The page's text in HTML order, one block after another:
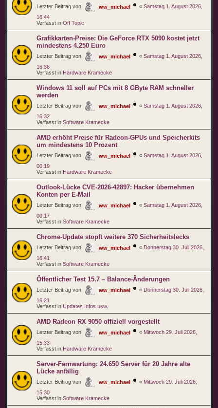
Letzter Beitrag von ww_michael « Samstag 1. August 2026,
16:44
Verfasst in Off Topic
Grafikkarten-Preise: Die GeForce RTX 5090 kostet jetzt
mindestens 4.250 Euro
Letzter Beitrag von ww_michael « Samstag 1. August 2026,
16:36
Verfasst in Hardware Kramecke
Windows 11 soll auf PCs mit 8 GByte RAM schneller
werden
Letzter Beitrag von ww_michael « Samstag 1. August 2026,
16:32
Verfasst in Software Kramecke
AMD erhöht Preise für Radeon-GPUs und Speicherkits
um mindestens 10 Prozent
Letzter Beitrag von ww_michael « Samstag 1. August 2026,
00:19
Verfasst in Hardware Kramecke
Outlook-Lücke CVE-2026-42897: Hacker übernehmen
Konten per E-Mail
Letzter Beitrag von ww_michael « Samstag 1. August 2026,
00:17
Verfasst in Software Kramecke
Chrome-Update stopft weitere 370 Sicherheitslecks
Letzter Beitrag von ww_michael « Donnerstag 30. Juli 2026,
16:41
Verfasst in Software Kramecke
Öffentlicher Test 15.7 – Balance-Änderungen
Letzter Beitrag von ww_michael « Donnerstag 30. Juli 2026,
16:21
Verfasst in Updates Infos usw.
AMD Radeon RX 9050 offiziell vorgestellt
Letzter Beitrag von ww_michael « Mittwoch 29. Juli 2026,
15:33
Verfasst in Hardware Kramecke
Server-Fernwartung: 24.650 Server für 20 Jahre alte
Lücke anfällig
Letzter Beitrag von ww_michael « Mittwoch 29. Juli 2026,
15:30
Verfasst in Software Kramecke